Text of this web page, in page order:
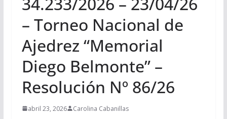
– Torneo Nacional de
Ajedrez “Memorial
Diego Belmonte” –
Resolución Nº 86/26
abril 23, 2026 Carolina Cabanillas